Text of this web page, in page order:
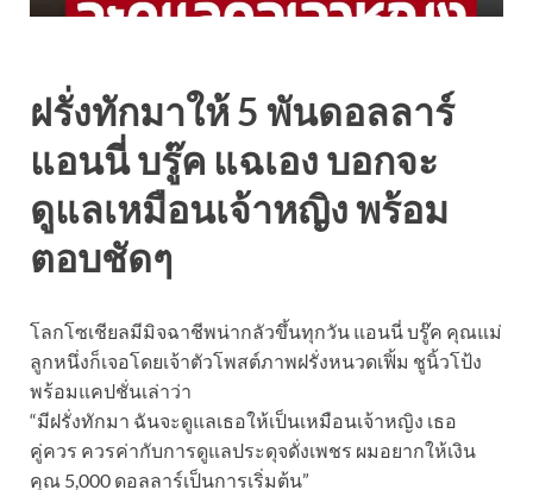
ฝรั่งทักมาให้ 5 พันดอลลาร์
แอนนี่ บรู๊ค แฉเอง บอกจะ
ดูแลเหมือนเจ้าหญิง พร้อม
ตอบชัดๆ
โลกโซเชียลมีมิจฉาชีพน่ากลัวขึ้นทุกวัน แอนนี่ บรู๊ค คุณแม่
ลูกหนึ่งก็เจอโดยเจ้าตัวโพสต์ภาพฝรั่งหนวดเฟิ้ม ชูนิ้วโป้ง
พร้อมแคปชั่นเล่าว่า
“มีฝรั่งทักมา ฉันจะดูแลเธอให้เป็นเหมือนเจ้าหญิง เธอ
คู่ควร ควรค่ากับการดูแลประดุจดั่งเพชร ผมอยากให้เงิน
คุณ 5,000 ดอลลาร์เป็นการเริ่มต้น”